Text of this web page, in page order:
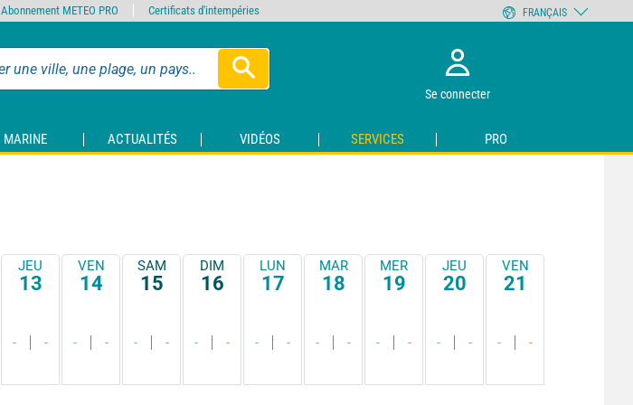
Se connecter
MARINE ACTUALITÉS VIDÉOS SERVICES PRO
JEU
13
- -
VEN
14
- -
SAM
15
- -
DIM
16
- -
LUN
17
- -
MAR
18
- -
MER
19
- -
JEU
20
- -
VEN
21
- -
Abonnement METEO PRO Certificats d'intempéries FRANÇAIS